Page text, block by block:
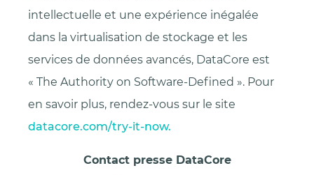
intellectuelle et une expérience inégalée
dans la virtualisation de stockage et les
services de données avancés, DataCore est
« The Authority on Software-Defined ». Pour
en savoir plus, rendez-vous sur le site
datacore.com/try-it-now.
Contact presse DataCore